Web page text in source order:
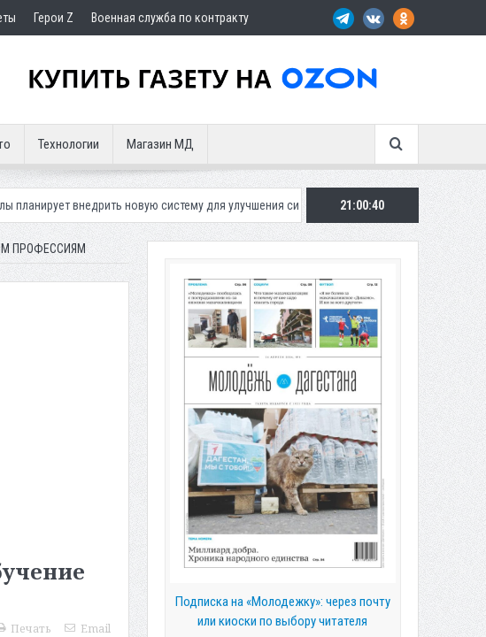
Герои Z Военная служба по контракту
Технологии Магазин МД
новую систему для улучшения ситуации с парковками Махачкалинское
21:00:41
ПРОФЕССИЯМ
Печать Email
Подписка на «Молодежку»: через почту
или киоски по выбору читателя